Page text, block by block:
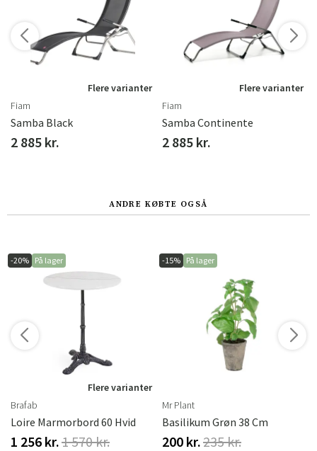
Flere varianter
Fiam
Samba Black
2 885 kr.
Flere varianter
Fiam
Samba Continente
2 885 kr.
ANDRE KØBTE OGSÅ
-20% På lager
Flere varianter
Brafab
Loire Marmorbord 60 Hvid
1 256 kr.1 570 kr.
-15% På lager
Mr Plant
Basilikum Grøn 38 Cm
200 kr.235 kr.